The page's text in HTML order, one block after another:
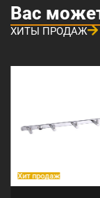
Вас
ХИТЫ ПРОДАЖ
Хит продаж